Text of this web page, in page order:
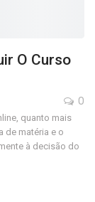
O Curso
0
quanto mais
de matéria e o
à decisão do